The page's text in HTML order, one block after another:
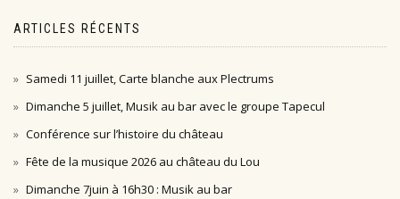
ARTICLES RÉCENTS
Samedi 11 juillet, Carte blanche aux Plectrums
Dimanche 5 juillet, Musik au bar avec le groupe Tapecul
Conférence sur l’histoire du château
Fête de la musique 2026 au château du Lou
Dimanche 7juin à 16h30 : Musik au bar